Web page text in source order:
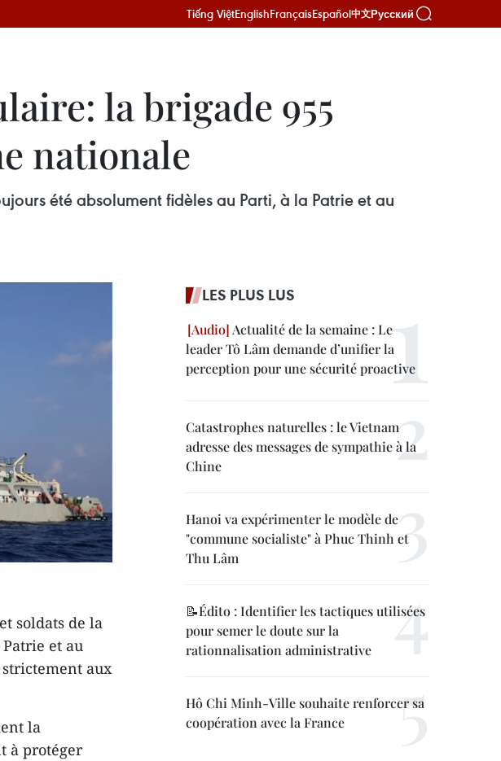
Tiếng ViệtEnglishFrançaisEspañol中文Русский
la brigade 955
nationale
été absolument fidèles au Parti, à la Patrie et au
soldats de la
et au
aux
la
à protéger
LES PLUS LUS
Actualité de la semaine : Le
leader Tô Lâm demande d’unifier la
perception pour une sécurité proactive
Catastrophes naturelles : le Vietnam
adresse des messages de sympathie à la
Chine
Hanoi va expérimenter le modèle de
"commune socialiste" à Phuc Thinh et
Thu Lâm
📝Édito : Identifier les tactiques utilisées
pour semer le doute sur la
rationnalisation administrative
Hô Chi Minh-Ville souhaite renforcer sa
coopération avec la France